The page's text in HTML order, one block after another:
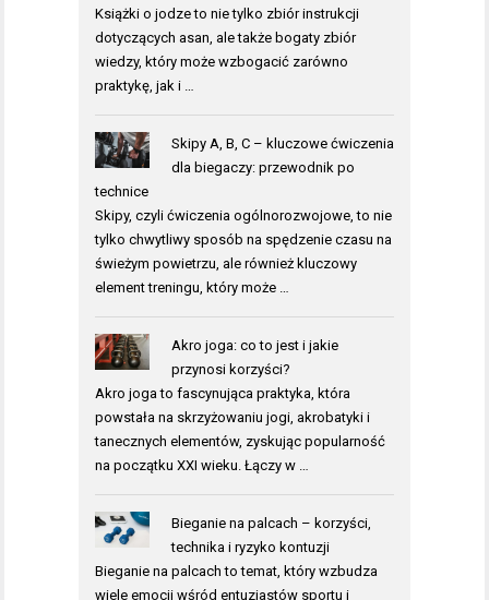
Książki o jodze to nie tylko zbiór instrukcji
dotyczących asan, ale także bogaty zbiór
wiedzy, który może wzbogacić zarówno
praktykę, jak i …
Skipy A, B, C – kluczowe ćwiczenia
dla biegaczy: przewodnik po
technice
Skipy, czyli ćwiczenia ogólnorozwojowe, to nie
tylko chwytliwy sposób na spędzenie czasu na
świeżym powietrzu, ale również kluczowy
element treningu, który może …
Akro joga: co to jest i jakie
przynosi korzyści?
Akro joga to fascynująca praktyka, która
powstała na skrzyżowaniu jogi, akrobatyki i
tanecznych elementów, zyskując popularność
na początku XXI wieku. Łączy w …
Bieganie na palcach – korzyści,
technika i ryzyko kontuzji
Bieganie na palcach to temat, który wzbudza
wiele emocji wśród entuzjastów sportu i